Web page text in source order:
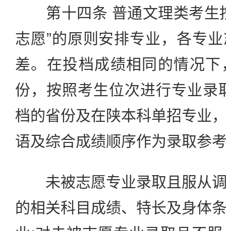
第十四条 普通文理类考生
志愿”的原则安排专业，各专
差。在投档成绩相同的情况
份，按照考生位次进行专业录
档的省份及在陕本科单招专业
语及综合成绩顺序作为录取参
未被志愿专业录取且服从调
的相关科目成绩、特长及身体